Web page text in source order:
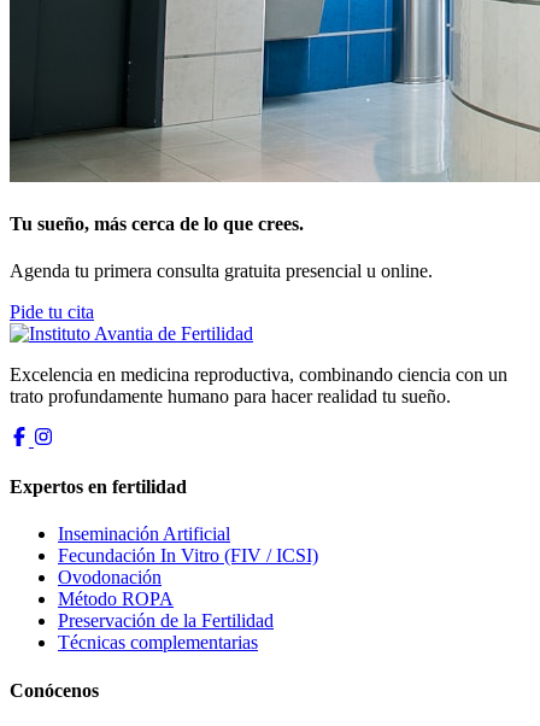
Tu sueño, más cerca de lo que crees.
Agenda tu primera consulta gratuita presencial u online.
Pide tu cita
Excelencia en medicina reproductiva, combinando ciencia con un
trato profundamente humano para hacer realidad tu sueño.
Expertos en fertilidad
Inseminación Artificial
Fecundación In Vitro (FIV / ICSI)
Ovodonación
Método ROPA
Preservación de la Fertilidad
Técnicas complementarias
Conócenos